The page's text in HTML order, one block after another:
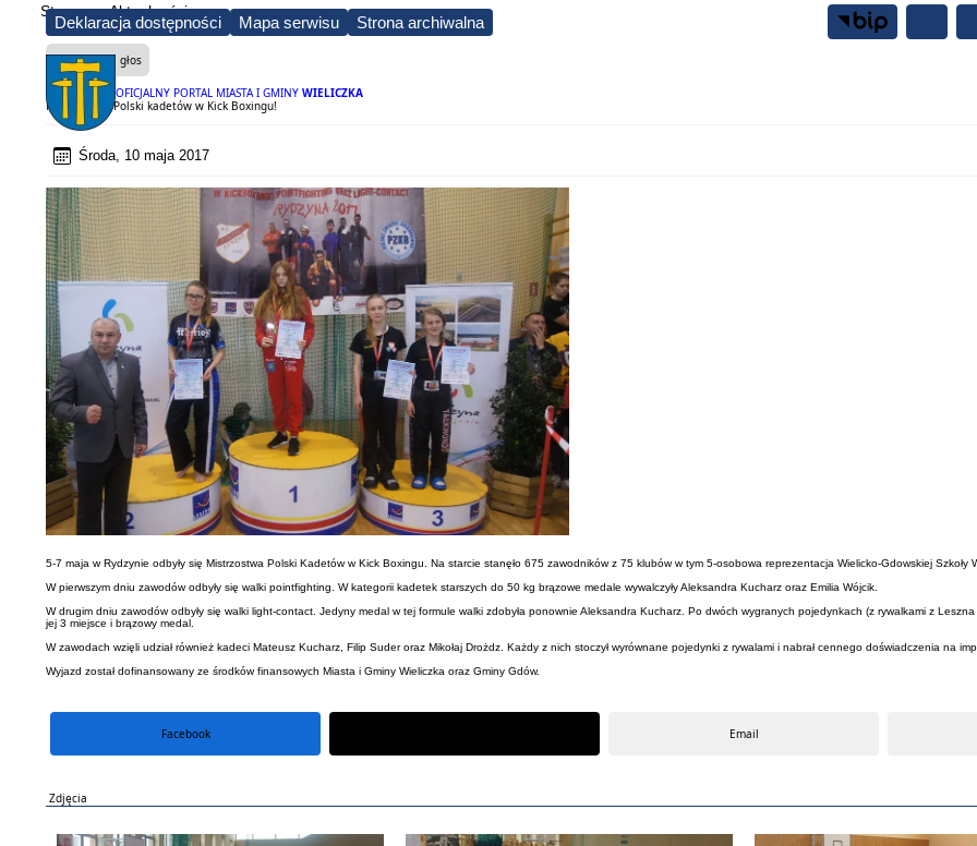
Deklaracja dostępności Mapa serwisu Strona archiwalna
OFICJALNY PORTAL MIASTA I GMINY WIELICZKA
Strona Aktualności
Czytaj na głos
Mistrzostwa Polski kadetów w Kick Boxingu!
Środa, 10 maja 2017
5-7 maja w Rydzynie odbyły się Mistrzostwa Polski Kadetów w Kick Boxingu. Na starcie stanęło 675 zawodników z 75 klubów w tym 5-osobowa reprezentacja Wielicko-Gdowskiej Szkoły
W pierwszym dniu zawodów odbyły się walki pointfighting. W kategorii kadetek starszych do 50 kg brązowe medale wywalczyły Aleksandra Kucharz oraz Emilia Wójcik.
W drugim dniu zawodów odbyły się walki light-contact. Jedyny medal w tej formule walki zdobyła ponownie Aleksandra Kucharz. Po dwóch wygranych pojedynkach (z rywalkami z
jej 3 miejsce i brązowy medal.
W zawodach wzięli udział również kadeci Mateusz Kucharz, Filip Suder oraz Mikołaj Drożdz. Każdy z nich stoczył wyrównane pojedynki z rywalami i nabrał cennego doświadczenia na
Wyjazd został dofinansowany ze środków finansowych Miasta i Gminy Wieliczka oraz Gminy Gdów.
Facebook Email
Zdjęcia